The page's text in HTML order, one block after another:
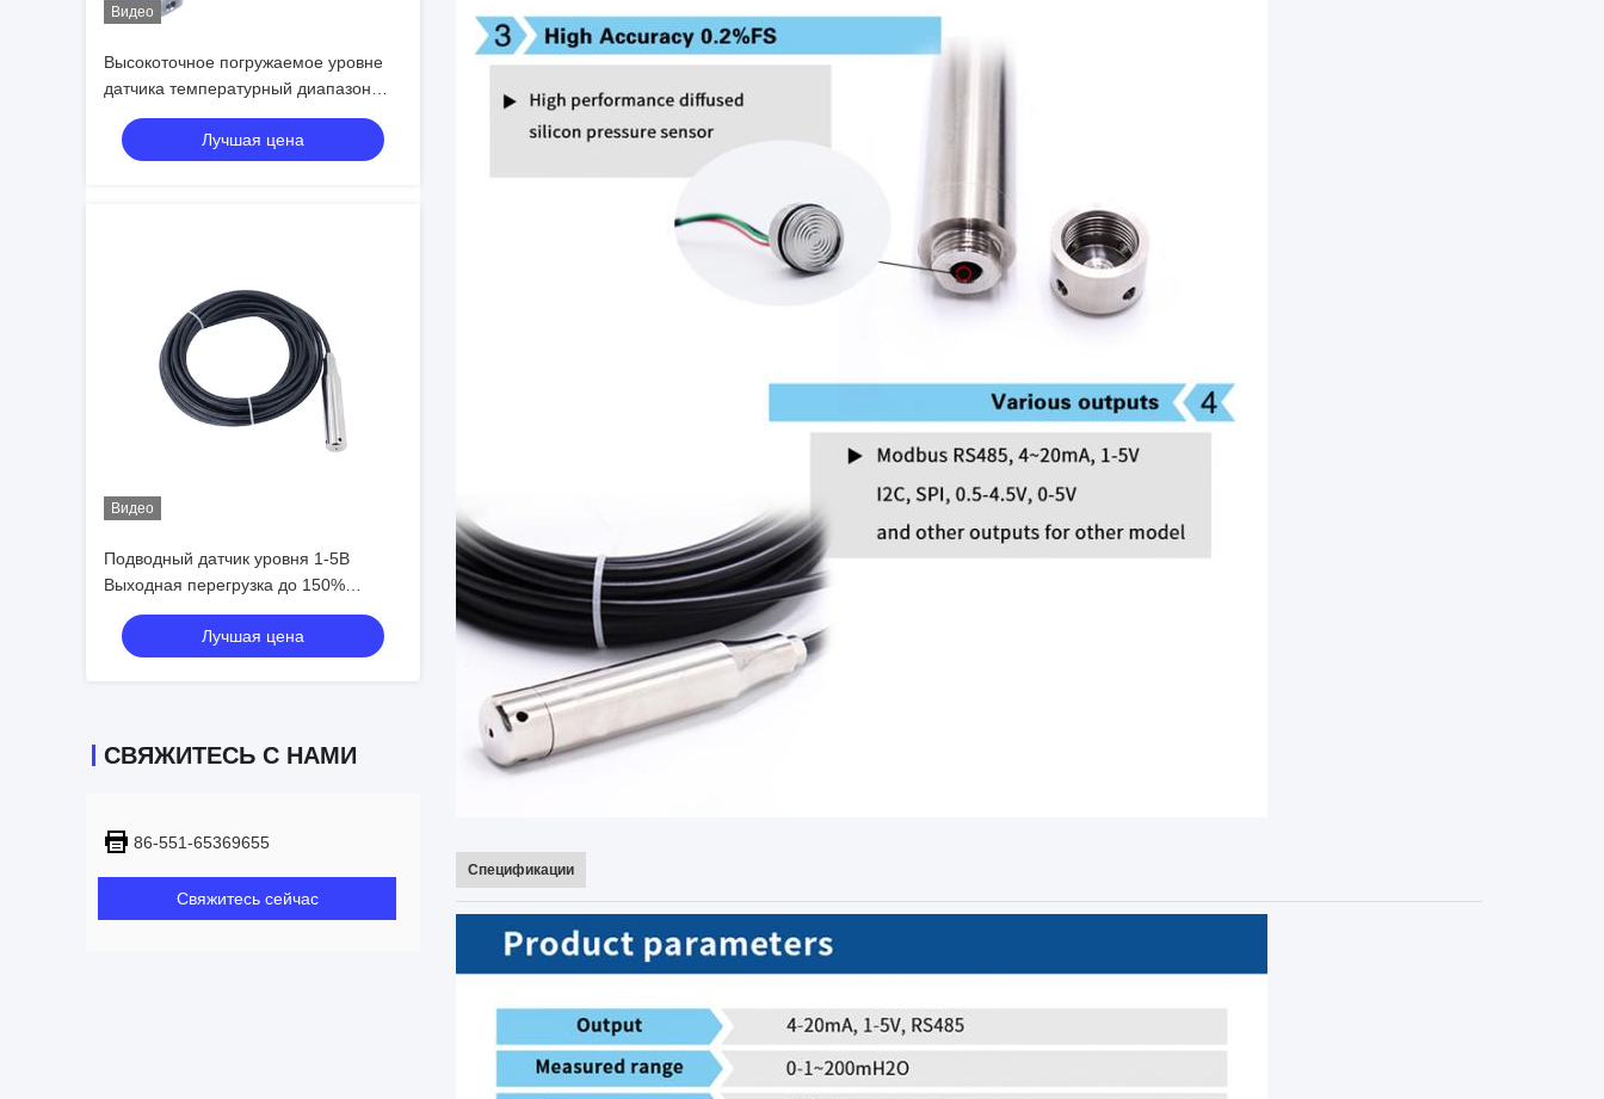
Видео
Высокоточное погружаемое уровне
датчика температурный диапазон
-20C-80C Стабильность 0,25%FS/ Год
перегрузка 150% диапазона датчика
Лучшая цена
Видео
Подводный датчик уровня 1-5В
Выходная перегрузка до 150%
диапазона датчика для точного
мониторинга уровня
Лучшая цена
СВЯЖИТЕСЬ С НАМИ
86-551-65369655
Свяжитесь сейчас
Спецификации